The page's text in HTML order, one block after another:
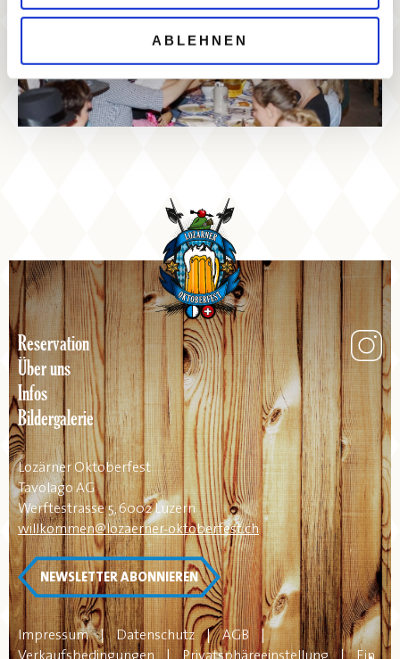
ABLEHNEN
Reservation
Über uns
Infos
Bildergalerie
Lozärner Oktoberfest
Tavolago AG
Werftestrasse 5, 6002 Luzern
willkommen@lozaerner-oktoberfest.ch
NEWSLETTER ABONNIEREN
Impressum | Datenschutz | AGB |